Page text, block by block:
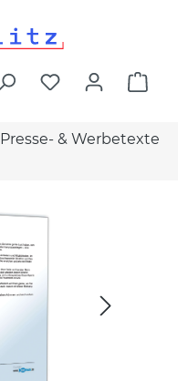
Presse- & Werbetexte